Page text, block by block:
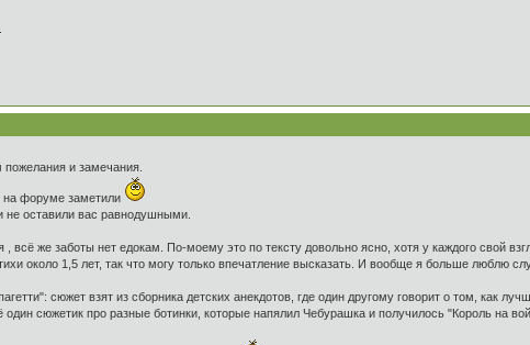
и замечания.
на форуме заметили
не оставили вас равнодушными.
, всё же заботы нет едокам. По-моему это по тексту довольно ясно, хотя у каждого свой
около 1,5 лет, так что могу только впечатление высказать. И вообще я больше люблю
сюжет взят из сборника детских анекдотов, где один другому говорит о том, как
один сюжетик про разные ботинки, которые напялил Чебурашка и получилось "Король на